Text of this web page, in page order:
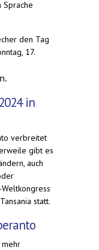
den Tag
17.
in
verbreitet
gibt es
auch
statt.